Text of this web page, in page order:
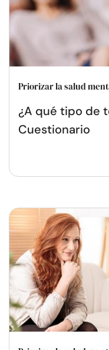
Priorizar la salud
¿A qué tipo de
Cuestionario